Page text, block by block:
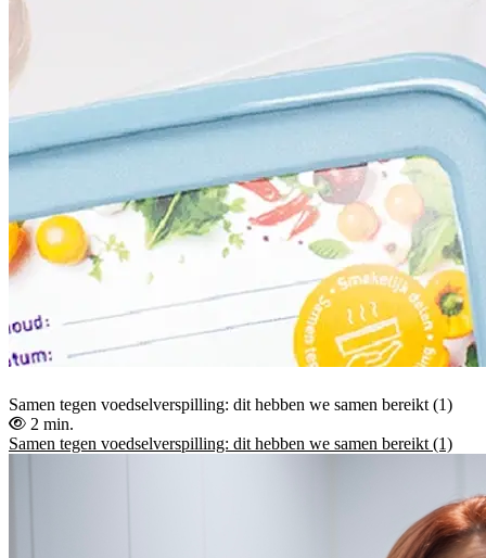
Samen tegen voedselverspilling: dit hebben we samen bereikt (1)
2 min.
Samen tegen voedselverspilling: dit hebben we samen bereikt (1)